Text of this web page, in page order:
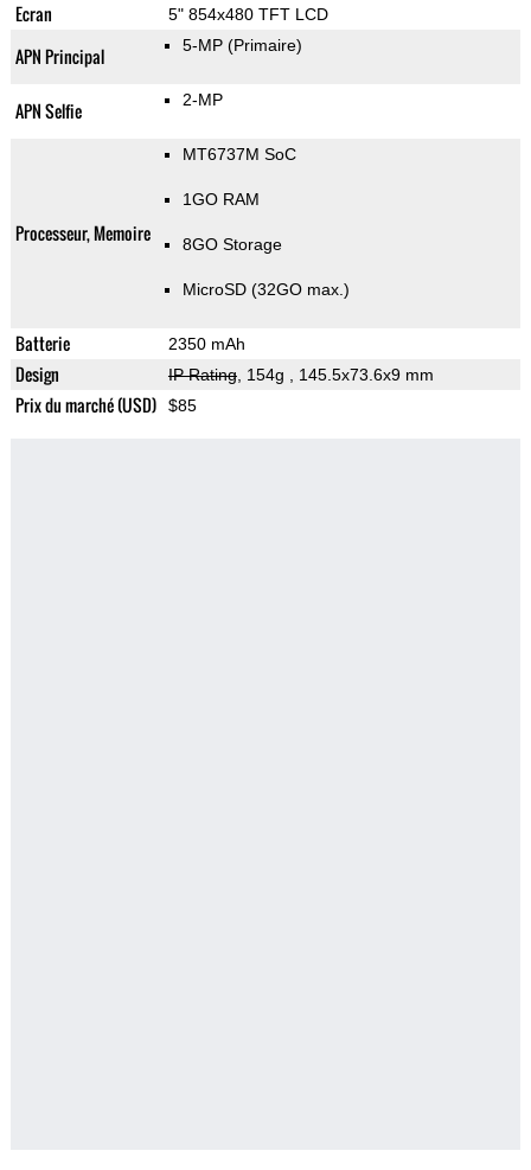
Ecran 5" 854x480 TFT LCD
APN Principal 5-MP (Primaire)
APN Selfie 2-MP
Processeur, Memoire
MT6737M SoC
1GO RAM
8GO Storage
MicroSD (32GO max.)
Batterie 2350 mAh
Design IP Rating, 154g , 145.5x73.6x9 mm
Prix du marché (USD) $85